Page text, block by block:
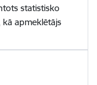
statistisko
apmeklētājs